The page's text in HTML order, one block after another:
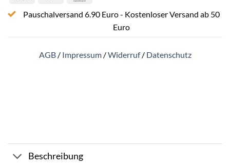
Pauschalversand 6.90 Euro - Kostenloser Versand ab 50
Euro
AGB/ Impressum/Widerruf/ Datenschutz
Beschreibung